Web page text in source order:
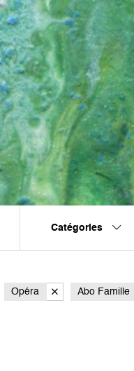
Catégories
Opéra Abo Famille